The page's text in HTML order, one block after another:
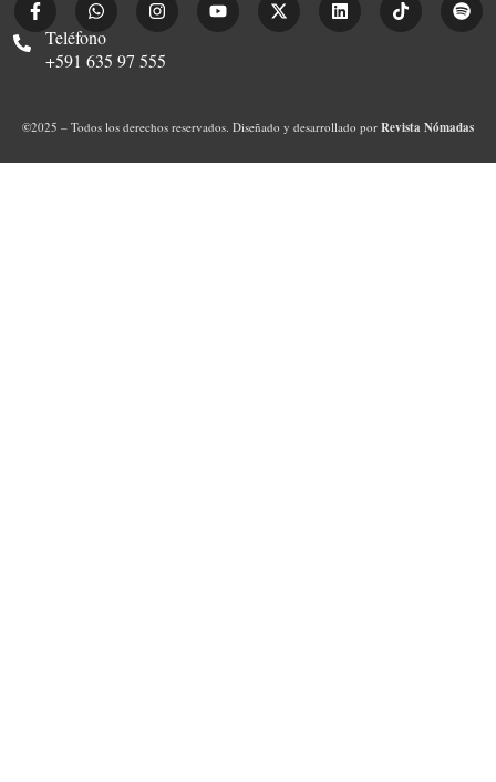
Teléfono
+591 635 97 555
©2025 – Todos los derechos reservados. Diseñado y desarrollado por Revista Nómadas